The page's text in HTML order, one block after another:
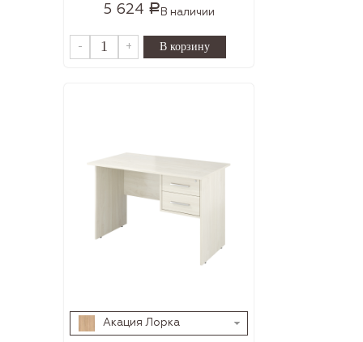
5 624 Р В наличии
- +
Акация Лорка